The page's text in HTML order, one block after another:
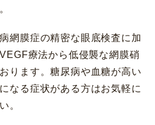
網膜症の精密な眼底検査に加
療法から低侵襲な網膜硝
ります。糖尿病や血糖が高い
なる症状がある方はお気軽に
。